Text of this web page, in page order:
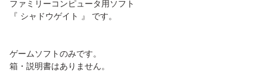
ファミリーコンピュータ用ソフト
『 シャドウゲイト 』 です。
ゲームソフトのみです。
箱・説明書はありません。